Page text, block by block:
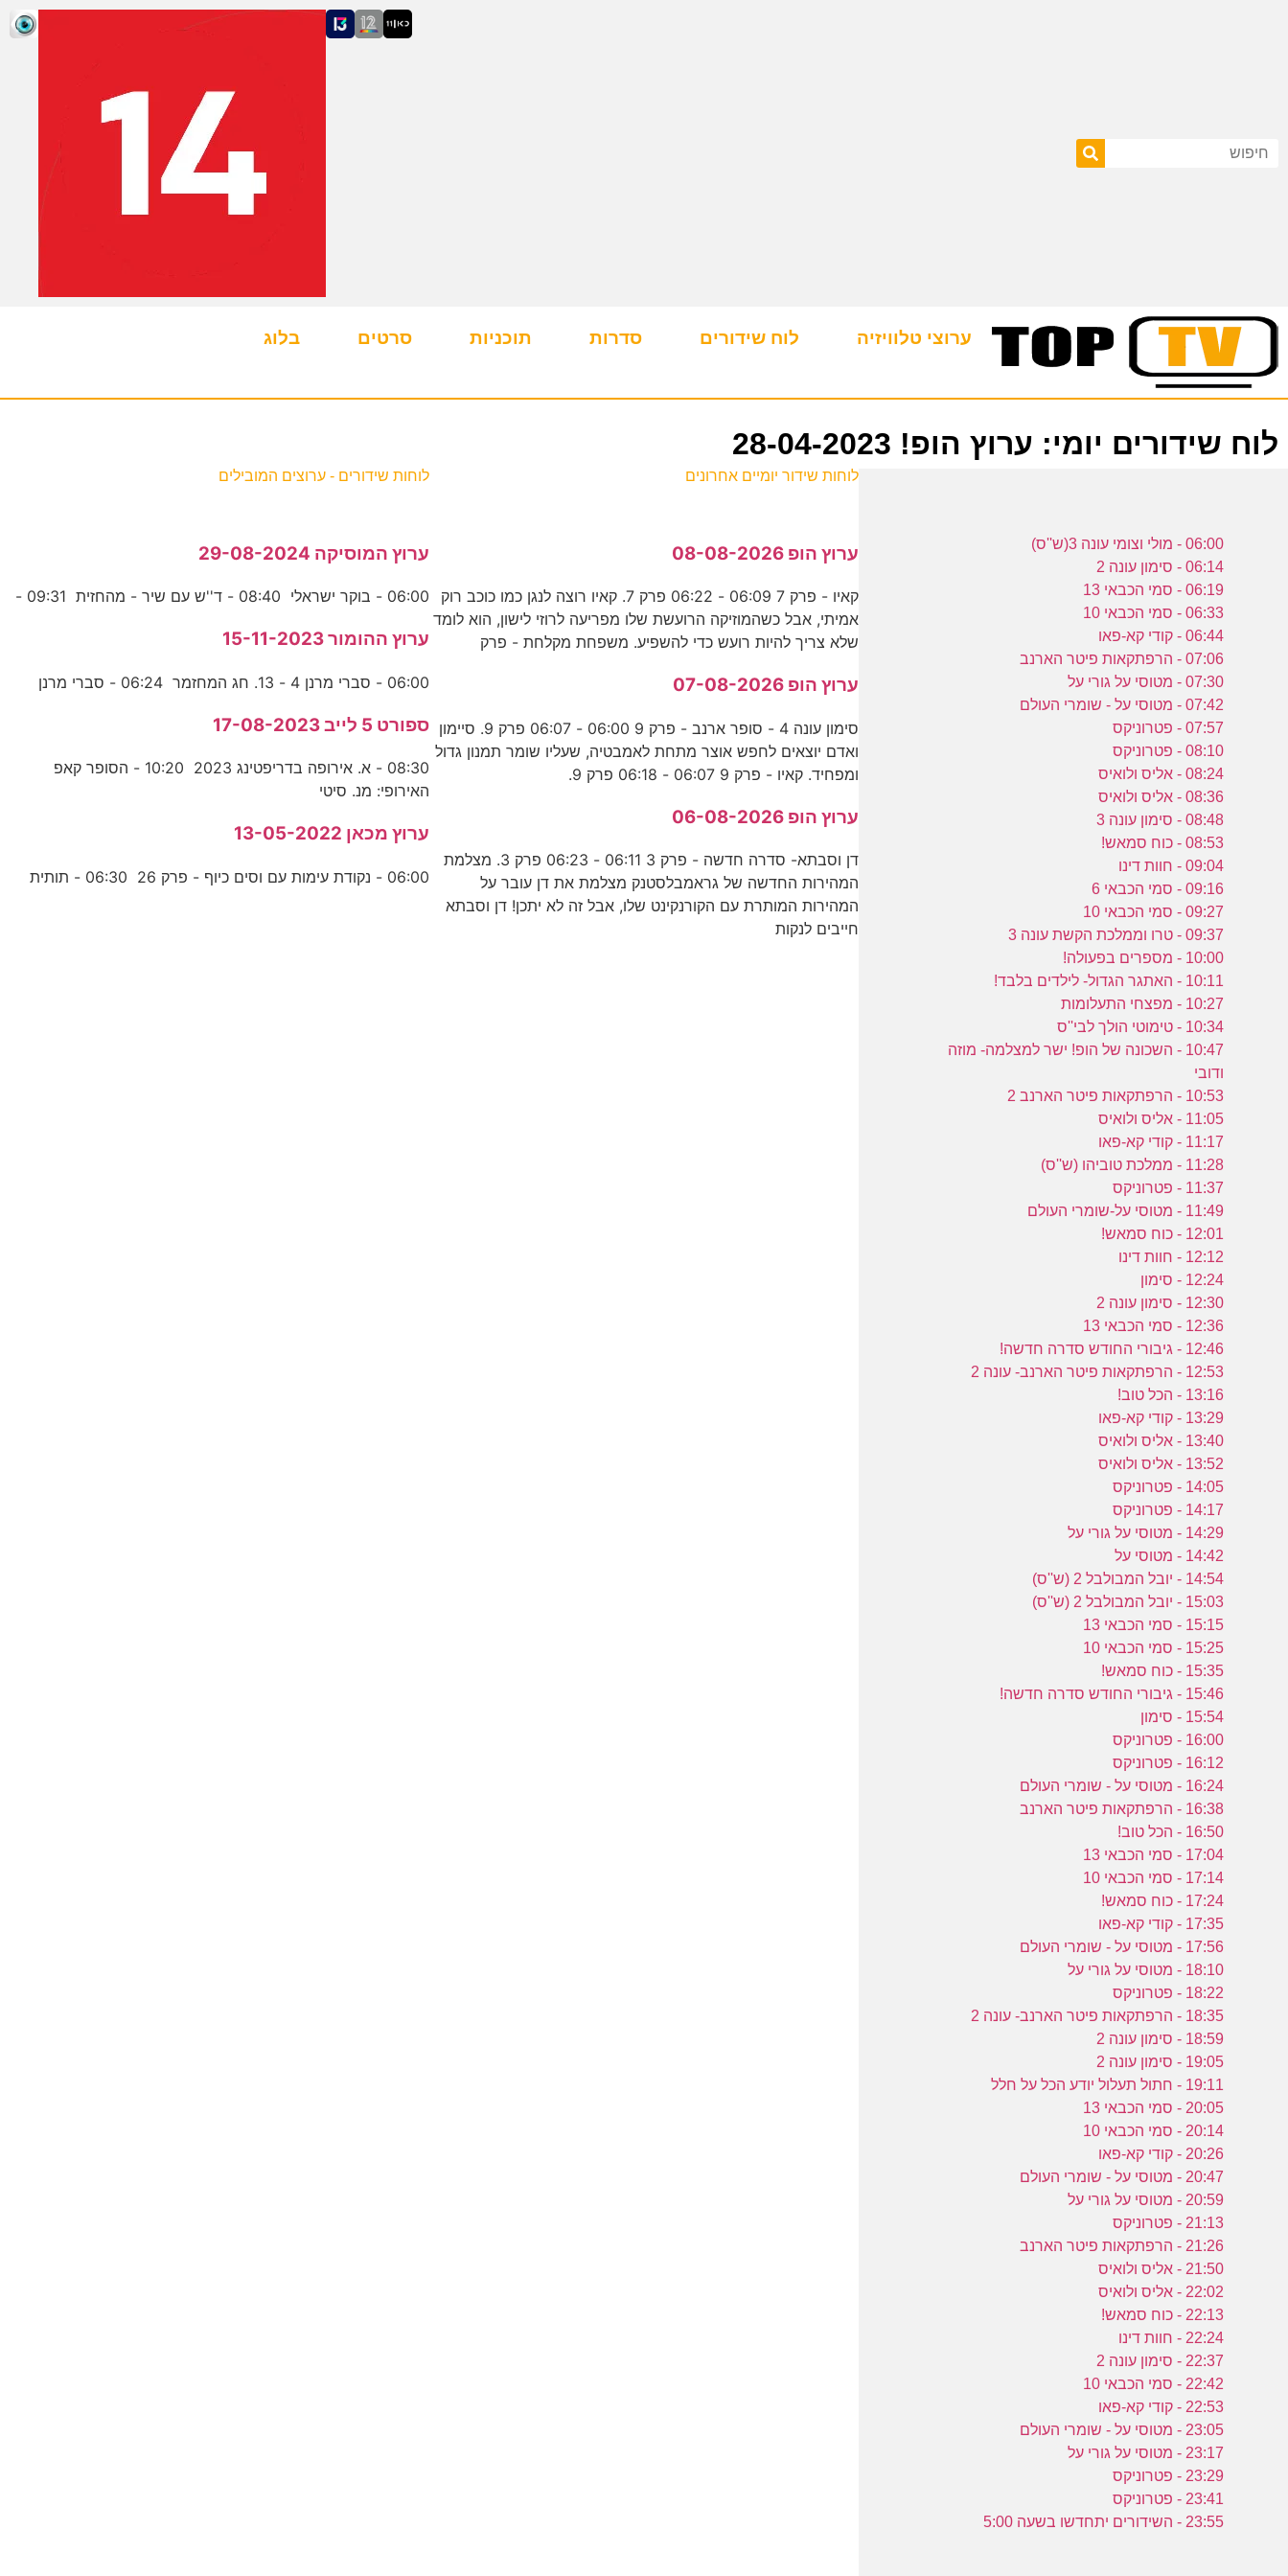
ערוצי טלוויזיה לוח שידורים סדרות תוכניות סרטים בלוג
לוח שידורים יומי: ערוץ הופ! 28-04-2023
06:00 - מולי וצומי עונה 3(ש''ס)
06:14 - סימון עונה 2
06:19 - סמי הכבאי 13
06:33 - סמי הכבאי 10
06:44 - קודי קא-פאו
07:06 - הרפתקאות פיטר הארנב
07:30 - מטוסי על גורי על
07:42 - מטוסי על - שומרי העולם
07:57 - פטרוניקס
08:10 - פטרוניקס
08:24 - אליס ולואיס
08:36 - אליס ולואיס
08:48 - סימון עונה 3
08:53 - כוח סמאש!
09:04 - חוות דינו
09:16 - סמי הכבאי 6
09:27 - סמי הכבאי 10
09:37 - טרו וממלכת הקשת עונה 3
10:00 - מספרים בפעולה!
10:11 - האתגר הגדול- לילדים בלבד!
10:27 - מפצחי התעלומות
10:34 - טימוטי הולך לבי''ס
10:47 - השכונה של הופ! ישר למצלמה- מוזה
ודובי
10:53 - הרפתקאות פיטר הארנב 2
11:05 - אליס ולואיס
11:17 - קודי קא-פאו
11:28 - ממלכת טוביהו (ש''ס)
11:37 - פטרוניקס
11:49 - מטוסי על-שומרי העולם
12:01 - כוח סמאש!
12:12 - חוות דינו
12:24 - סימון
12:30 - סימון עונה 2
12:36 - סמי הכבאי 13
12:46 - גיבורי החודש סדרה חדשה!
12:53 - הרפתקאות פיטר הארנב- עונה 2
13:16 - הכל טוב!
13:29 - קודי קא-פאו
13:40 - אליס ולואיס
13:52 - אליס ולואיס
14:05 - פטרוניקס
14:17 - פטרוניקס
14:29 - מטוסי על גורי על
14:42 - מטוסי על
14:54 - יובל המבולבל 2 (ש''ס)
15:03 - יובל המבולבל 2 (ש''ס)
15:15 - סמי הכבאי 13
15:25 - סמי הכבאי 10
15:35 - כוח סמאש!
15:46 - גיבורי החודש סדרה חדשה!
15:54 - סימון
16:00 - פטרוניקס
16:12 - פטרוניקס
16:24 - מטוסי על - שומרי העולם
16:38 - הרפתקאות פיטר הארנב
16:50 - הכל טוב!
17:04 - סמי הכבאי 13
17:14 - סמי הכבאי 10
17:24 - כוח סמאש!
17:35 - קודי קא-פאו
17:56 - מטוסי על - שומרי העולם
18:10 - מטוסי על גורי על
18:22 - פטרוניקס
18:35 - הרפתקאות פיטר הארנב- עונה 2
18:59 - סימון עונה 2
19:05 - סימון עונה 2
19:11 - חתול תעלול יודע הכל על חלל
20:05 - סמי הכבאי 13
20:14 - סמי הכבאי 10
20:26 - קודי קא-פאו
20:47 - מטוסי על - שומרי העולם
20:59 - מטוסי על גורי על
21:13 - פטרוניקס
21:26 - הרפתקאות פיטר הארנב
21:50 - אליס ולואיס
22:02 - אליס ולואיס
22:13 - כוח סמאש!
22:24 - חוות דינו
22:37 - סימון עונה 2
22:42 - סמי הכבאי 10
22:53 - קודי קא-פאו
23:05 - מטוסי על - שומרי העולם
23:17 - מטוסי על גורי על
23:29 - פטרוניקס
23:41 - פטרוניקס
23:55 - השידורים יתחדשו בשעה 5:00
לוחות שידור יומיים אחרונים
ערוץ הופ 08-08-2026
קאיו - פרק 7 06:09 - 06:22 פרק 7. קאיו רוצה לנגן כמו כוכב רוק
אמיתי, אבל כשהמוזיקה הרועשת שלו מפריעה לרוזי לישון, הוא לומד
שלא צריך להיות רועש כדי להשפיע. משפחת מקלחת - פרק
ערוץ הופ 07-08-2026
סימון עונה 4 - סופר ארנב - פרק 9 06:00 - 06:07 פרק 9. סיימון
ואדם יוצאים לחפש אוצר מתחת לאמבטיה, שעליו שומר תמנון גדול
ומפחיד. קאיו - פרק 9 06:07 - 06:18 פרק 9.
ערוץ הופ 06-08-2026
דן וסבתא- סדרה חדשה - פרק 3 06:11 - 06:23 פרק 3. מצלמת
המהירות החדשה של גראמבלסטנק מצלמת את דן עובר על
המהירות המותרת עם הקורנקינט שלו, אבל זה לא יתכן! דן וסבתא
חייבים לנקות
לוחות שידורים - ערוצים המובילים
ערוץ המוסיקה 29-08-2024
06:00 - בוקר ישראלי 08:40 - ד''ש עם שיר - מהחזית 09:31 -
ערוץ ההומור 15-11-2023
06:00 - סברי מרנן 4 - 13. חג המחזמר 06:24 - סברי מרנן
ספורט 5 לייב 17-08-2023
08:30 - א. אירופה בדריפטינג 2023 10:20 - הסופר קאפ
האירופי: מנ. סיטי
ערוץ מכאן 13-05-2022
06:00 - נקודת עימות עם וסים כיוף - פרק 26 06:30 - תותית